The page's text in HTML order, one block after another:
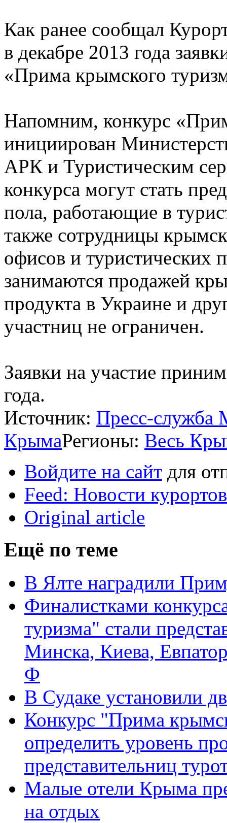
Как ранее сообщал
в декабре 2013 года
«Прима крымского
Напомним, конкурс
инициирован
АРК и Туристическим
конкурса могут стать
пола, работающие в
также сотрудницы
офисов и туристических
занимаются продажей
продукта в Украине и
участниц не ограничен.
Заявки на участие
года.
Источник: Пресс-служба
КрымаРегионы: Весь
Войдите на сайт для
Feed: Новости
Original article
Ещё по теме
В Ялте наградили
Финалистками
туризма" стали
Минска, Киева,
Ф
В Судаке установили
Конкурс "Прима
определить уровень
представительниц
Малые отели Крыма
на отдых